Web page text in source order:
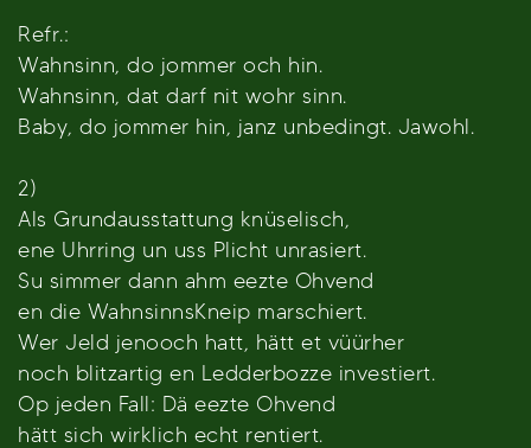
Refr.:
Wahnsinn, do jommer och hin.
Wahnsinn, dat darf nit wohr sinn.
Baby, do jommer hin, janz unbedingt. Jawohl.
2)
Als Grundausstattung knüselisch,
ene Uhrring un uss Plicht unrasiert.
Su simmer dann ahm eezte Ohvend
en die WahnsinnsKneip marschiert.
Wer Jeld jenooch hatt, hätt et vüürher
noch blitzartig en Ledderbozze investiert.
Op jeden Fall: Dä eezte Ohvend
hätt sich wirklich echt rentiert.